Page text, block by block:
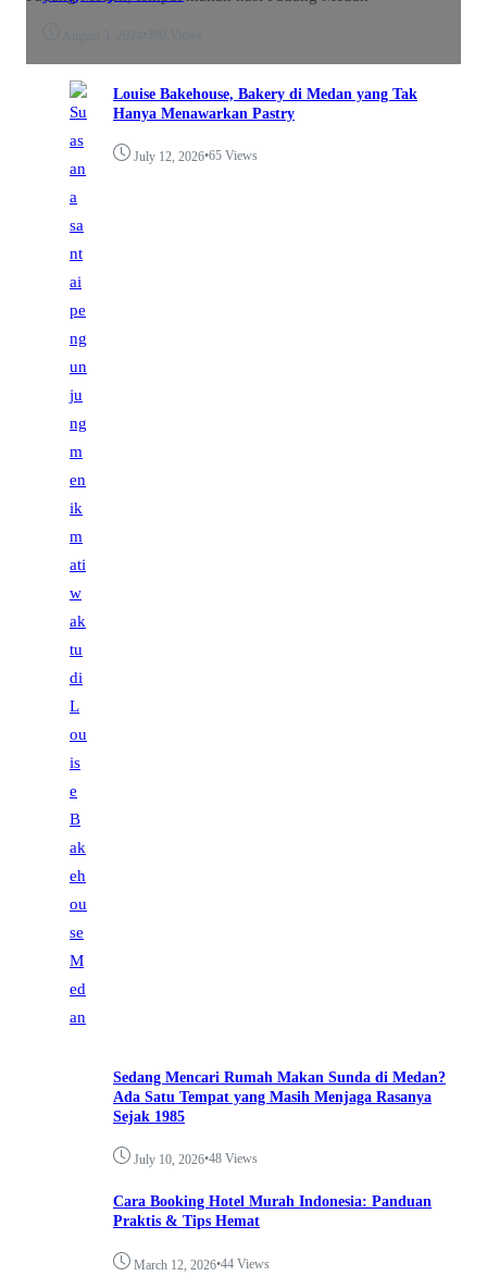
Louise Bakehouse, Bakery di Medan yang Tak
Hanya Menawarkan Pastry
July 12, 2026•65 Views
Sedang Mencari Rumah Makan Sunda di Medan?
Ada Satu Tempat yang Masih Menjaga Rasanya
Sejak 1985
July 10, 2026•48 Views
Cara Booking Hotel Murah Indonesia: Panduan
Praktis & Tips Hemat
March 12, 2026•44 Views